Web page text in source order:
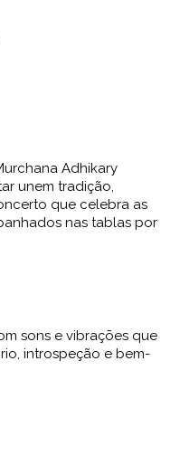
Adhikary
unem tradição,
que celebra as
nas tablas por
sons e vibrações que
introspeção e bem-